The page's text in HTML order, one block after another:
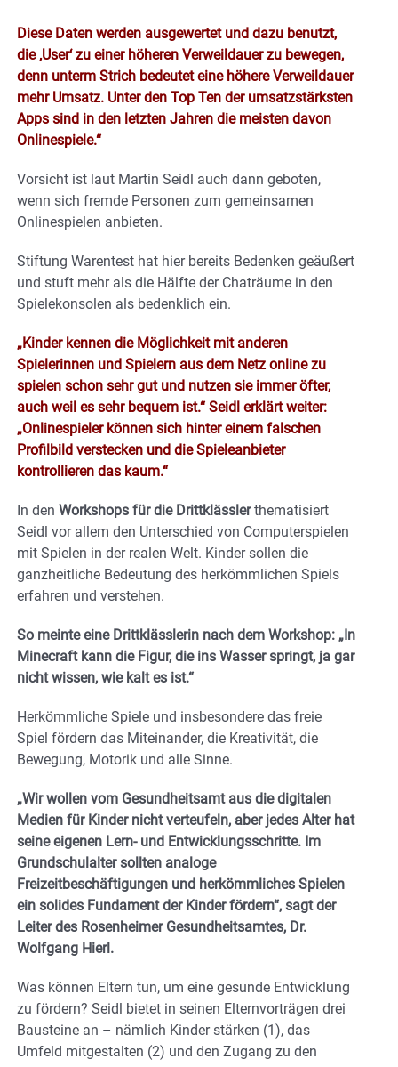
Diese Daten werden ausgewertet und dazu benutzt,
die ‚User‘ zu einer höheren Verweildauer zu bewegen,
denn unterm Strich bedeutet eine höhere Verweildauer
mehr Umsatz. Unter den Top Ten der umsatzstärksten
Apps sind in den letzten Jahren die meisten davon
Onlinespiele.“
Vorsicht ist laut Martin Seidl auch dann geboten,
wenn sich fremde Personen zum gemeinsamen
Onlinespielen anbieten.
Stiftung Warentest hat hier bereits Bedenken geäußert
und stuft mehr als die Hälfte der Chaträume in den
Spielekonsolen als bedenklich ein.
„Kinder kennen die Möglichkeit mit anderen
Spielerinnen und Spielern aus dem Netz online zu
spielen schon sehr gut und nutzen sie immer öfter,
auch weil es sehr bequem ist.“ Seidl erklärt weiter:
„Onlinespieler können sich hinter einem falschen
Profilbild verstecken und die Spieleanbieter
kontrollieren das kaum.“
In den Workshops für die Drittklässlerthematisiert
Seidl vor allem den Unterschied von Computerspielen
mit Spielen in der realen Welt. Kinder sollen die
ganzheitliche Bedeutung des herkömmlichen Spiels
erfahren und verstehen.
So meinte eine Drittklässlerin nach dem Workshop: „In
Minecraft kann die Figur, die ins Wasser springt, ja gar
nicht wissen, wie kalt es ist.“
Herkömmliche Spiele und insbesondere das freie
Spiel fördern das Miteinander, die Kreativität, die
Bewegung, Motorik und alle Sinne.
„Wir wollen vom Gesundheitsamt aus die digitalen
Medien für Kinder nicht verteufeln, aber jedes Alter hat
seine eigenen Lern- und Entwicklungsschritte. Im
Grundschulalter sollten analoge
Freizeitbeschäftigungen und herkömmliches Spielen
ein solides Fundament der Kinder fördern“, sagt der
Leiter des Rosenheimer Gesundheitsamtes, Dr.
Wolfgang Hierl.
Was können Eltern tun, um eine gesunde Entwicklung
zu fördern? Seidl bietet in seinen Elternvorträgen drei
Bausteine an – nämlich Kinder stärken (1), das
Umfeld mitgestalten (2) und den Zugang zu den